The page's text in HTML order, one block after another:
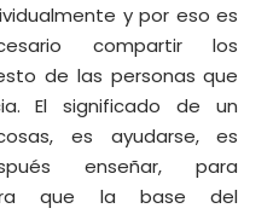
y por eso es
compartir los
de las personas que
El significado de un
es ayudarse, es
enseñar, para
que la base del